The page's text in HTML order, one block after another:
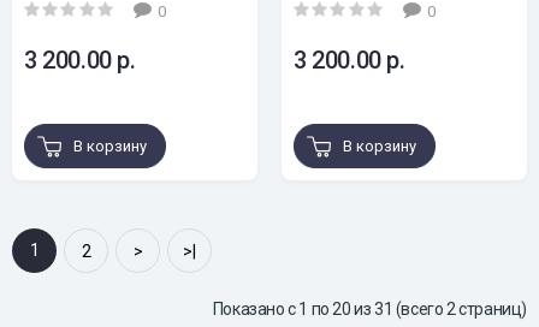
0
3 200.00 р.
В корзину
0
3 200.00 р.
В корзину
1 2 > >|
Показано с 1 по 20 из 31 (всего 2 страниц)